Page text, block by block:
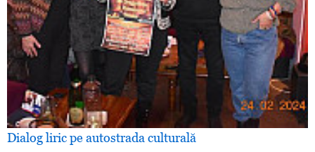
Dialog liric pe autostrada culturală